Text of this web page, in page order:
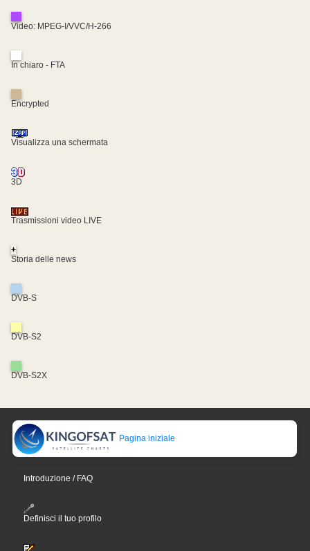
Video: MPEG-I/VVC/H-266
In chiaro - FTA
Encrypted
Visualizza una schermata
3D
Trasmissioni video LIVE
+
Storia delle news
DVB-S
DVB-S2
DVB-S2X
Pagina iniziale
Introduzione / FAQ
Definisci il tuo profilo